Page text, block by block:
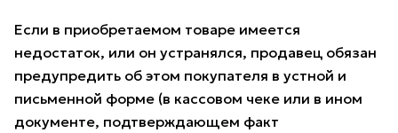
Если в приобретаемом товаре имеется
недостаток, или он устранялся, продавец обязан
предупредить об этом покупателя в устной и
письменной форме (в кассовом чеке или в ином
документе, подтверждающем факт